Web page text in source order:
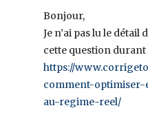
Bonjour,
Je n’ai pas lu le
cette question
https://
comment-
au-regime-reel/